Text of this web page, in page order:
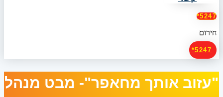
5247*
חירום
5247*
"עזוב אותך מחאפר"- מבט מנהל